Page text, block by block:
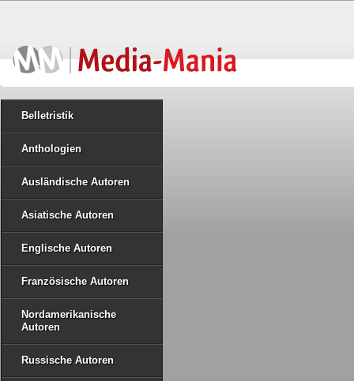
Belletristik
Anthologien
Ausländische Autoren
Asiatische Autoren
Englische Autoren
Französische Autoren
Nordamerikanische
Autoren
Russische Autoren